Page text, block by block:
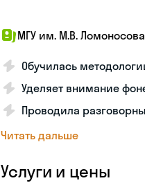
МГУ им. М.В. Ломоносова
Обучилась
Уделяет внимание
Проводила
Читать дальше
Услуги и цены